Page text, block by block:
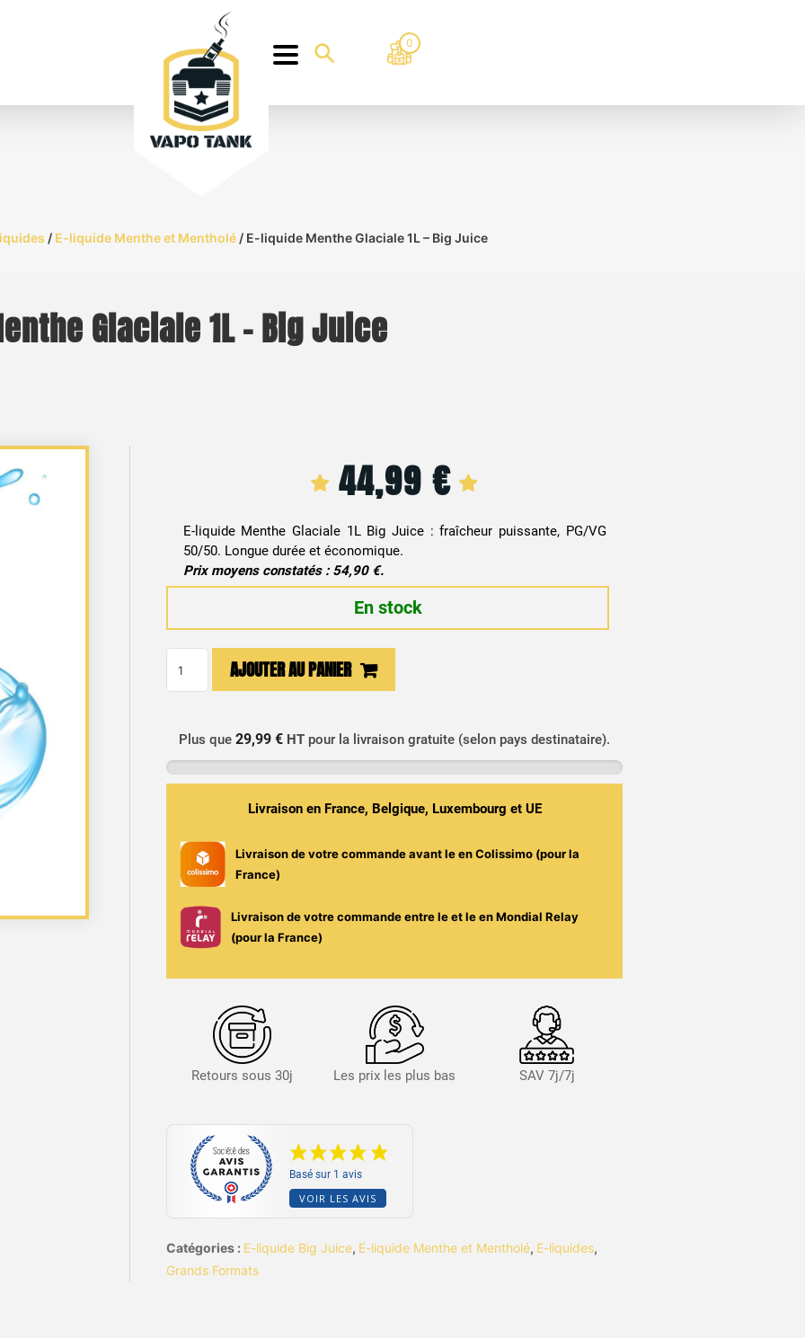
0
/ E-liquide Menthe et Mentholé/ E-liquide Menthe Glaciale 1L – Big Juice
Glaciale 1L – Big Juice
44,99 €
E-liquide Menthe Glaciale 1L Big Juice : fraîcheur puissante, PG/VG
50/50. Longue durée et économique.
Prix moyens constatés : 54,90 €.
En stock
Menthe
Glaciale
Big
Juice
AJOUTER AU PANIER
Plus que29,99 € HT pour la livraison gratuite (selon pays destinataire).
Livraison en France, Belgique, Luxembourg et UE
Livraison de votre commande avant leen Colissimo (pour la
France)
Livraison de votre commande entre leet leen Mondial Relay
(pour la France)
Retours sous 30j Les prix les plus bas SAV 7j/7j
Basé sur 1 avis
VOIR LES AVIS
Catégories : E-liquide Big Juice, E-liquide Menthe et Mentholé, E-liquides,
Grands Formats